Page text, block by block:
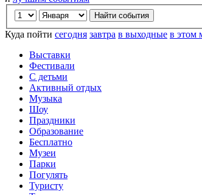
Куда пойти сегодня завтра в выходные в этом
Выставки
Фестивали
С детьми
Активный отдых
Музыка
Шоу
Праздники
Образование
Бесплатно
Музеи
Парки
Погулять
Туристу